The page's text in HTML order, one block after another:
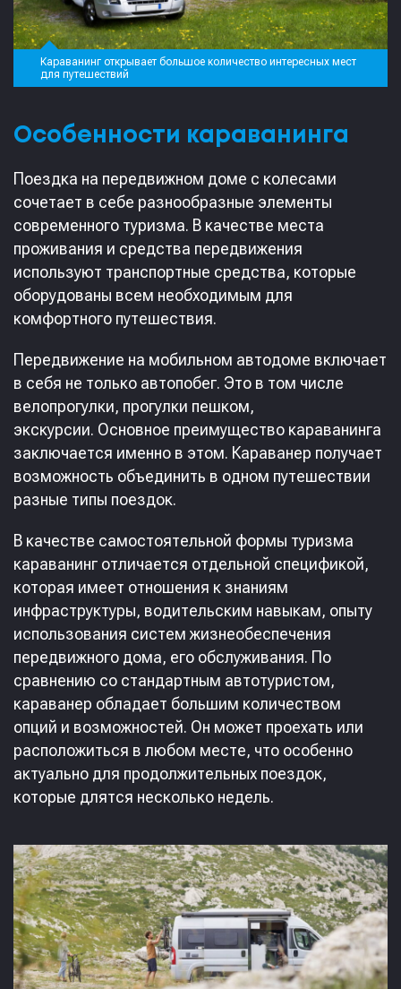
Караванинг открывает большое количество интересных мест
для путешествий
Особенности караванинга
Поездка на передвижном доме с колесами
сочетает в себе разнообразные элементы
современного туризма. В качестве места
проживания и средства передвижения
используют транспортные средства, которые
оборудованы всем необходимым для
комфортного путешествия.
Передвижение на мобильном автодоме включает
в себя не только автопобег. Это в том числе
велопрогулки, прогулки пешком,
экскурсии. Основное преимущество караванинга
заключается именно в этом. Караванер получает
возможность объединить в одном путешествии
разные типы поездок.
В качестве самостоятельной формы туризма
караванинг отличается отдельной спецификой,
которая имеет отношения к знаниям
инфраструктуры, водительским навыкам, опыту
использования систем жизнеобеспечения
передвижного дома, его обслуживания. По
сравнению со стандартным автотуристом,
караванер обладает большим количеством
опций и возможностей. Он может проехать или
расположиться в любом месте, что особенно
актуально для продолжительных поездок,
которые длятся несколько недель.